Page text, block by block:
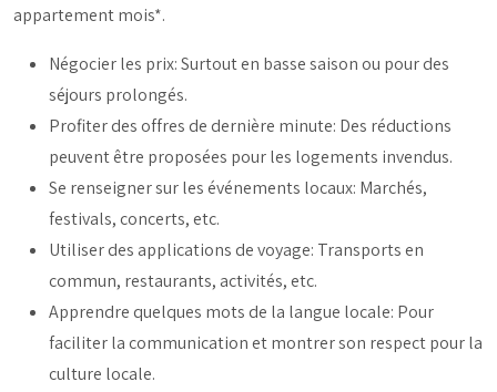
appartement mois*.
Négocier les prix: Surtout en basse saison ou pour des
séjours prolongés.
Profiter des offres de dernière minute: Des réductions
peuvent être proposées pour les logements invendus.
Se renseigner sur les événements locaux: Marchés,
festivals, concerts, etc.
Utiliser des applications de voyage: Transports en
commun, restaurants, activités, etc.
Apprendre quelques mots de la langue locale: Pour
faciliter la communication et montrer son respect pour la
culture locale.